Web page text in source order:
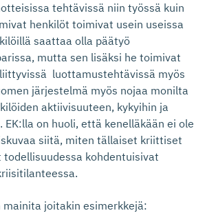
tehtävissä niin työssä kuin
henkilöt toimivat usein useissa
saattaa olla päätyö
mutta sen lisäksi he toimivat
luottamustehtävissä myös
järjestelmä myös nojaa monilta
aktiivisuuteen, kykyihin ja
on huoli, että kenelläkään ei ole
siitä, miten tällaiset kriittiset
todellisuudessa kohdentuisivat
mainita joitakin esimerkkejä: